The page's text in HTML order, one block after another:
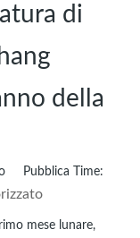
di
della
Pubblica Time:
mese lunare,